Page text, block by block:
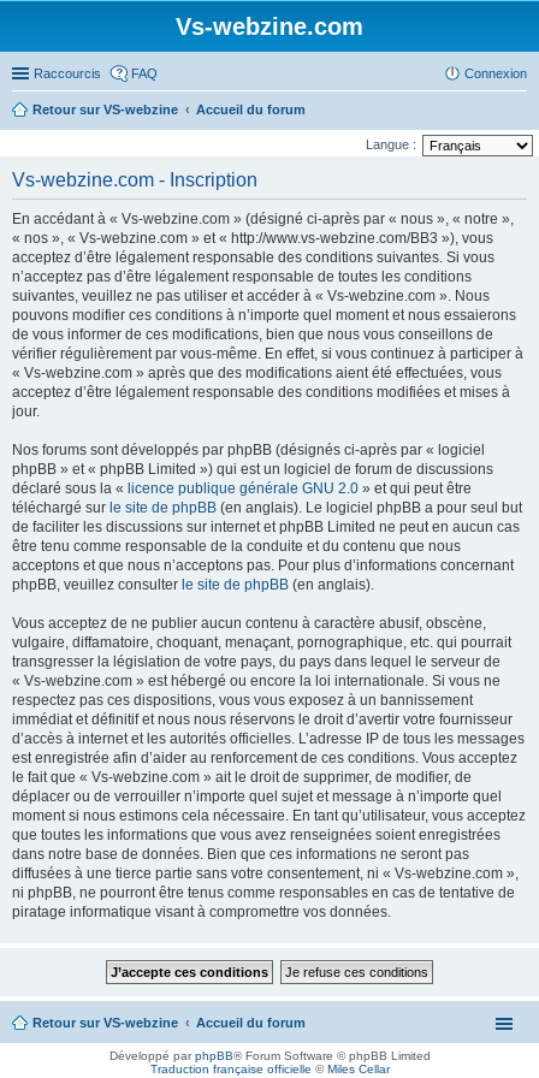
Vs-webzine.com
Raccourcis FAQ Connexion
Retour sur VS-webzine Accueil du forum
Langue :
Vs-webzine.com - Inscription
En accédant à « Vs-webzine.com » (désigné ci-après par « nous », « notre »,
« nos », « Vs-webzine.com » et « http://www.vs-webzine.com/BB3 »), vous
acceptez d’être légalement responsable des conditions suivantes. Si vous
n’acceptez pas d’être légalement responsable de toutes les conditions
suivantes, veuillez ne pas utiliser et accéder à « Vs-webzine.com ». Nous
pouvons modifier ces conditions à n’importe quel moment et nous essaierons
de vous informer de ces modifications, bien que nous vous conseillons de
vérifier régulièrement par vous-même. En effet, si vous continuez à participer à
« Vs-webzine.com » après que des modifications aient été effectuées, vous
acceptez d’être légalement responsable des conditions modifiées et mises à
jour.
Nos forums sont développés par phpBB (désignés ci-après par « logiciel
phpBB » et « phpBB Limited ») qui est un logiciel de forum de discussions
déclaré sous la « licence publique générale GNU 2.0 » et qui peut être
téléchargé sur le site de phpBB (en anglais). Le logiciel phpBB a pour seul but
de faciliter les discussions sur internet et phpBB Limited ne peut en aucun cas
être tenu comme responsable de la conduite et du contenu que nous
acceptons et que nous n’acceptons pas. Pour plus d’informations concernant
phpBB, veuillez consulter le site de phpBB (en anglais).
Vous acceptez de ne publier aucun contenu à caractère abusif, obscène,
vulgaire, diffamatoire, choquant, menaçant, pornographique, etc. qui pourrait
transgresser la législation de votre pays, du pays dans lequel le serveur de
« Vs-webzine.com » est hébergé ou encore la loi internationale. Si vous ne
respectez pas ces dispositions, vous vous exposez à un bannissement
immédiat et définitif et nous nous réservons le droit d’avertir votre fournisseur
d’accès à internet et les autorités officielles. L’adresse IP de tous les messages
est enregistrée afin d’aider au renforcement de ces conditions. Vous acceptez
le fait que « Vs-webzine.com » ait le droit de supprimer, de modifier, de
déplacer ou de verrouiller n’importe quel sujet et message à n’importe quel
moment si nous estimons cela nécessaire. En tant qu’utilisateur, vous acceptez
que toutes les informations que vous avez renseignées soient enregistrées
dans notre base de données. Bien que ces informations ne seront pas
diffusées à une tierce partie sans votre consentement, ni « Vs-webzine.com »,
ni phpBB, ne pourront être tenus comme responsables en cas de tentative de
piratage informatique visant à compromettre vos données.
Retour sur VS-webzine Accueil du forum
Développé parphpBB® Forum Software © phpBB Limited
Traduction française officielle ©Miles Cellar